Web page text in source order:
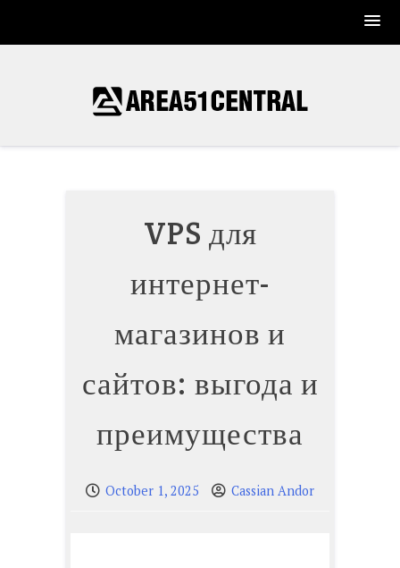
VPS для
интернет-
магазинов и
сайтов: выгода и
преимущества
October 1, 2025 Cassian Andor